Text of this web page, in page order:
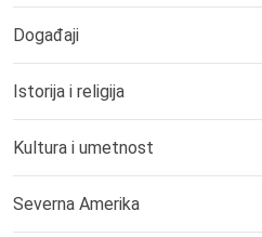
Događaji
Istorija i religija
Kultura i umetnost
Severna Amerika